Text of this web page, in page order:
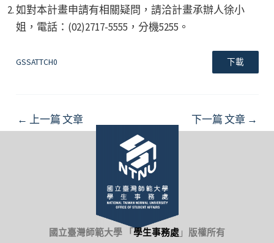
如對本計畫申請有相關疑問，請洽計畫承辦人徐小
姐，電話：(02)2717-5555，分機5255。
GSSATTCH0 下載
Post
navigation
← 上一篇 文章 下一篇 文章 →
國立臺灣師範大學 「 學生事務處 」 版權所有